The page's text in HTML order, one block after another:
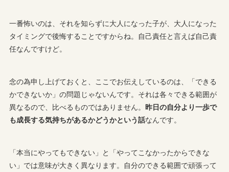
一番怖いのは、それを知らずに大人になった子が、大人になった
タイミングで後悔することですからね。自己責任と言えば自己責
任なんですけど。
念の為申し上げておくと、ここでお伝えしているのは、「できる
かできないか」の問題じゃないんです。それは各々できる範囲が
異なるので、比べるものではありません。昨日の自分より一歩で
も成長する気持ちがあるかどうかという話なんです。
「本当にやってもできない」と「やってこなかったからできな
い」では意味が大きく異なります。自分のできる範囲で頑張って